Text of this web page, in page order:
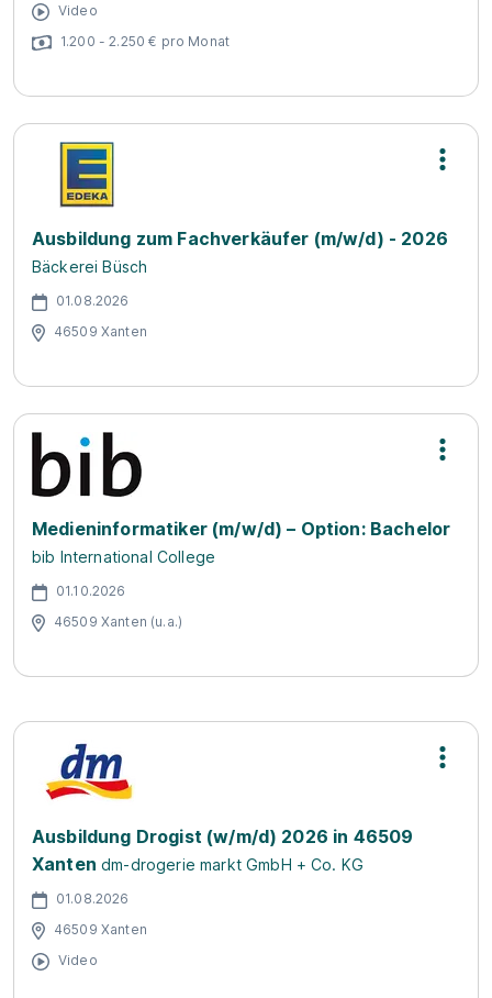
Video
1.200 - 2.250 € pro Monat
Ausbildung zum Fachverkäufer (m/w/d) - 2026
Bäckerei Büsch
01.08.2026
46509 Xanten
Medieninformatiker (m/w/d) – Option: Bachelor
bib International College
01.10.2026
46509 Xanten (u.a.)
Ausbildung Drogist (w/m/d) 2026 in 46509
Xanten dm-drogerie markt GmbH + Co. KG
01.08.2026
46509 Xanten
Video